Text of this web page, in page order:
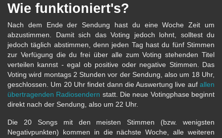
Wie funktioniert's?
Nach dem Ende der Sendung hast du eine Woche Zeit um
abzustimmen. Damit sich das Voting jedoch lohnt, solltest du
jedoch täglich abstimmen, denn jeden Tag hast du fünf Stimmen
zur Verfügung die du frei über alle zum Voting stehenden Titel
verteilen kannst - egal ob positive oder negative Stimmen. Das
Voting wird montags 2 Stunden vor der Sendung, also um 18 Uhr,
geschlossen. Um 20 Uhr findet dann die Auswertung live auf allen
übertragenden Radiosendern statt. Die neue Votingphase beginnt
direkt nach der Sendung, also um 22 Uhr.
Die 20 Songs mit den meisten Stimmen (bzw. wenigsten
Negativpunkten) kommen in die nächste Woche, alle weiteren